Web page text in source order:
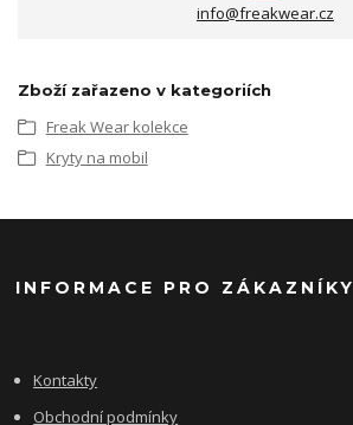
info@freakwear.cz
Zboží zařazeno v kategoriích
Freak Wear kolekce
Kryty na mobil
INFORMACE PRO ZÁKAZNÍKY
Kontakty
Obchodní podmínky